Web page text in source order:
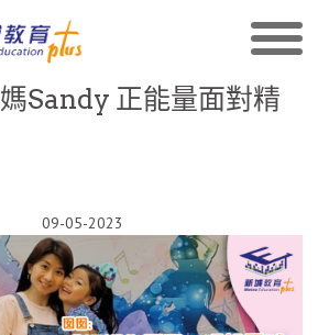
Sandy 正能量面對精
09-05-2023